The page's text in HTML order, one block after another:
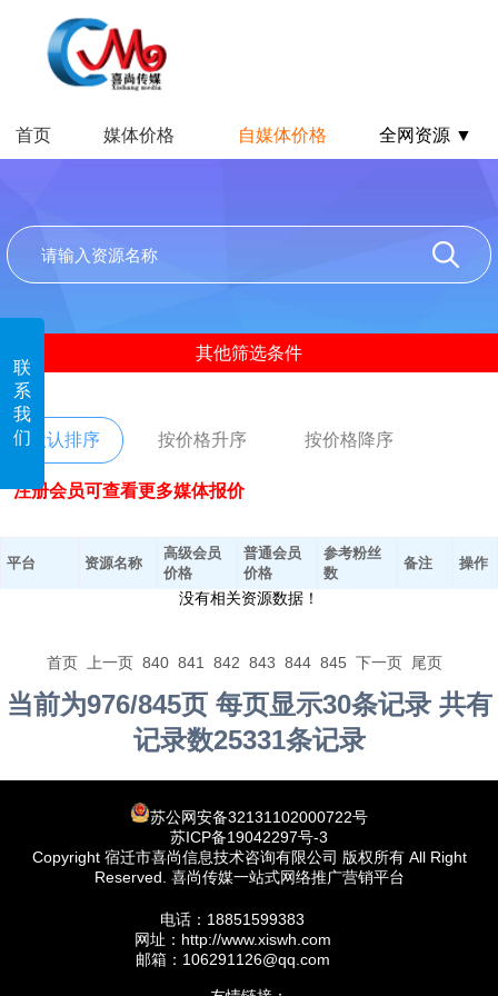
联
系
我
们
首页 媒体价格 自媒体价格 全网资源 ▼
其他筛选条件
默认排序 按价格升序 按价格降序
注册会员可查看更多媒体报价
平台 资源名称
高级会员
价格
普通会员
价格
参考粉丝
数
备注 操作
没有相关资源数据！
首页 上一页 840 841 842 843 844 845 下一页 尾页
当前为976/845页 每页显示30条记录 共有
记录数25331条记录
苏公网安备32131102000722号
苏ICP备19042297号-3
Copyright 宿迁市喜尚信息技术咨询有限公司 版权所有 All Right
Reserved. 喜尚传媒一站式网络推广营销平台
电话：18851599383
网址：http://www.xiswh.com
邮箱：106291126@qq.com